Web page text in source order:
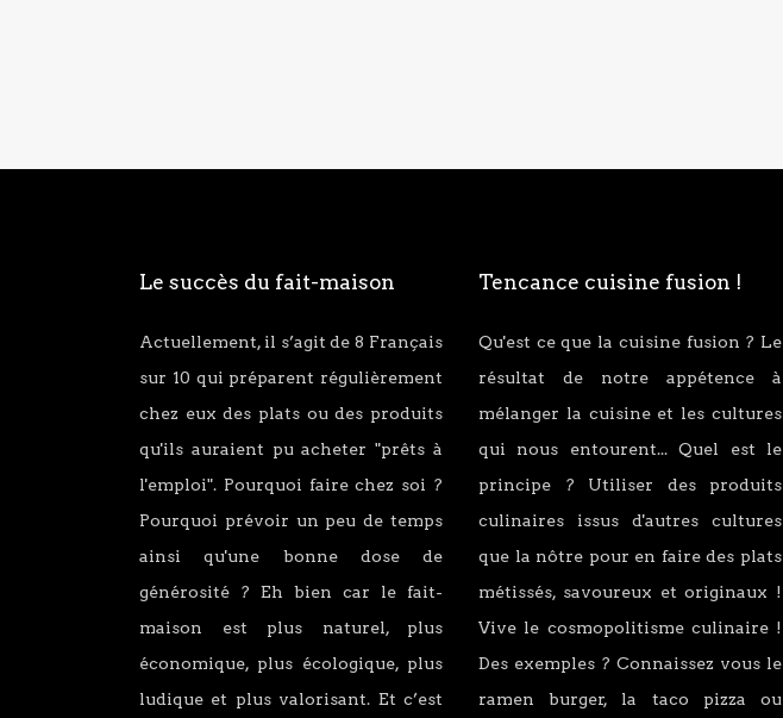
Le succès du fait-maison
Actuellement, il s’agit de 8 Français
sur 10 qui préparent régulièrement
chez eux des plats ou des produits
qu'ils auraient pu acheter "prêts à
l'emploi". Pourquoi faire chez soi ?
Pourquoi prévoir un peu de temps
ainsi qu'une bonne dose de
générosité ? Eh bien car le fait-
maison est plus naturel, plus
économique, plus écologique, plus
ludique et plus valorisant. Et c’est
Tencance cuisine fusion !
Qu'est ce que la cuisine fusion ? Le
résultat de notre appétence à
mélanger la cuisine et les cultures
qui nous entourent... Quel est le
principe ? Utiliser des produits
culinaires issus d'autres cultures
que la nôtre pour en faire des plats
métissés, savoureux et originaux !
Vive le cosmopolitisme culinaire !
Des exemples ? Connaissez vous le
ramen burger, la taco pizza ou